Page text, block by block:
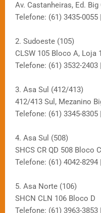
Av. Castanheiras, Ed. Big
Telefone: (61) 3435-
2. Sudoeste (105)
CLSW 105 Bloco A, Loja
Telefone: (61) 3532-
3. Asa Sul (412/413)
412/413 Sul, Mezanino
Telefone: (61) 3345-
4. Asa Sul (508)
SHCS CR QD 508 Bloco C
Telefone: (61) 4042-
5. Asa Norte (106)
SHCN CLN 106 Bloco D
Telefone: (61) 3963-